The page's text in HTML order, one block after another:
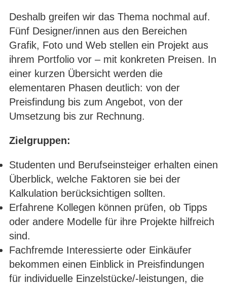
Deshalb greifen wir das Thema nochmal auf.
Fünf Designer/innen aus den Bereichen
Grafik, Foto und Web stellen ein Projekt aus
ihrem Portfolio vor – mit konkreten Preisen. In
einer kurzen Übersicht werden die
elementaren Phasen deutlich: von der
Preisfindung bis zum Angebot, von der
Umsetzung bis zur Rechnung.
Zielgruppen:
Studenten und Berufseinsteiger erhalten einen
Überblick, welche Faktoren sie bei der
Kalkulation berücksichtigen sollten.
Erfahrene Kollegen können prüfen, ob Tipps
oder andere Modelle für ihre Projekte hilfreich
sind.
Fachfremde Interessierte oder Einkäufer
bekommen einen Einblick in Preisfindungen
für individuelle Einzelstücke/-leistungen, die